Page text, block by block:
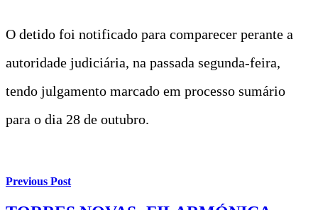
O detido foi notificado para comparecer perante a
autoridade judiciária, na passada segunda-feira,
tendo julgamento marcado em processo sumário
para o dia 28 de outubro.
Previous Post